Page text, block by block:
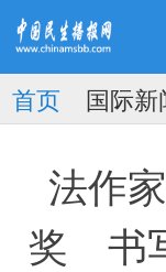
播
首页 国际新
法作
奖 书